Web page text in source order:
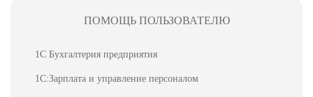
ПОМОЩЬ ПОЛЬЗОВАТЕЛЮ
1С Бухгалтерия предприятия
1С:Зарплата и управление персоналом